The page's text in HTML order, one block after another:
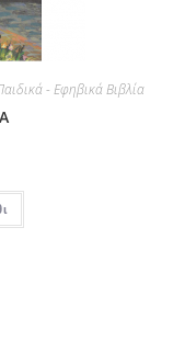
- Εφηβικά Βιβλία